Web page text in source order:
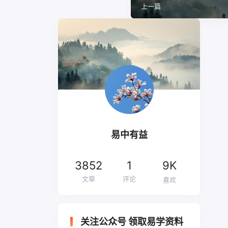
上一篇
易中有益
3852
文章
1
评论
9K
喜欢
关注公众号 领取易学资料